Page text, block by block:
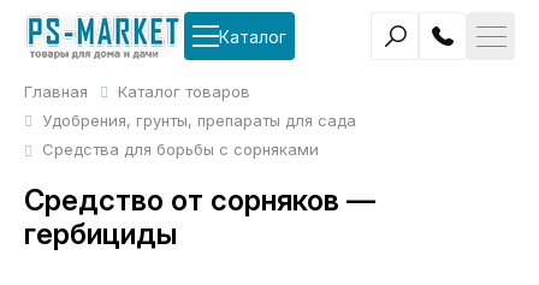
Каталог
Главная
Каталог товаров
Удобрения, грунты, препараты для сада
Средства для борьбы с сорняками
Средство от сорняков —
гербициды